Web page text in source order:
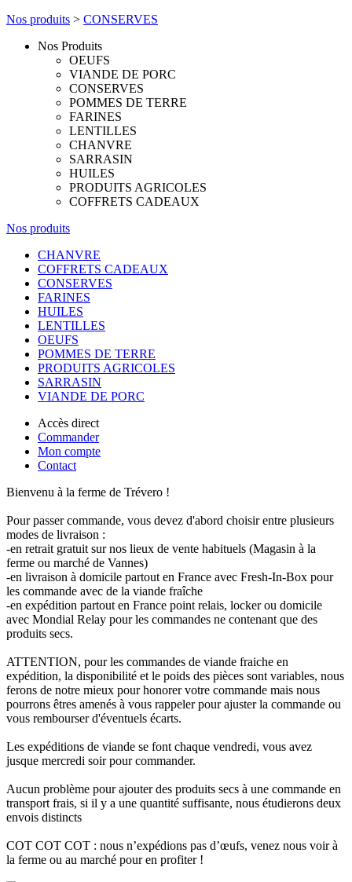
Nos produits > CONSERVES
Nos Produits
OEUFS
VIANDE DE PORC
CONSERVES
POMMES DE TERRE
FARINES
LENTILLES
CHANVRE
SARRASIN
HUILES
PRODUITS AGRICOLES
COFFRETS CADEAUX
Nos produits
CHANVRE
COFFRETS CADEAUX
CONSERVES
FARINES
HUILES
LENTILLES
OEUFS
POMMES DE TERRE
PRODUITS AGRICOLES
SARRASIN
VIANDE DE PORC
Accès direct
Commander
Mon compte
Contact
Bienvenu à la ferme de Trévero !
Pour passer commande, vous devez d'abord choisir entre plusieurs
modes de livraison :
-en retrait gratuit sur nos lieux de vente habituels (Magasin à la
ferme ou marché de Vannes)
-en livraison à domicile partout en France avec Fresh-In-Box pour
les commande avec de la viande fraîche
-en expédition partout en France point relais, locker ou domicile
avec Mondial Relay pour les commandes ne contenant que des
produits secs.
ATTENTION, pour les commandes de viande fraiche en
expédition, la disponibilité et le poids des pièces sont variables, nous
ferons de notre mieux pour honorer votre commande mais nous
pourrons êtres amenés à vous rappeler pour ajuster la commande ou
vous rembourser d'éventuels écarts.
Les expéditions de viande se font chaque vendredi, vous avez
jusque mercredi soir pour commander.
Aucun problème pour ajouter des produits secs à une commande en
transport frais, si il y a une quantité suffisante, nous étudierons deux
envois distincts
COT COT COT : nous n’expédions pas d’œufs, venez nous voir à
la ferme ou au marché pour en profiter !